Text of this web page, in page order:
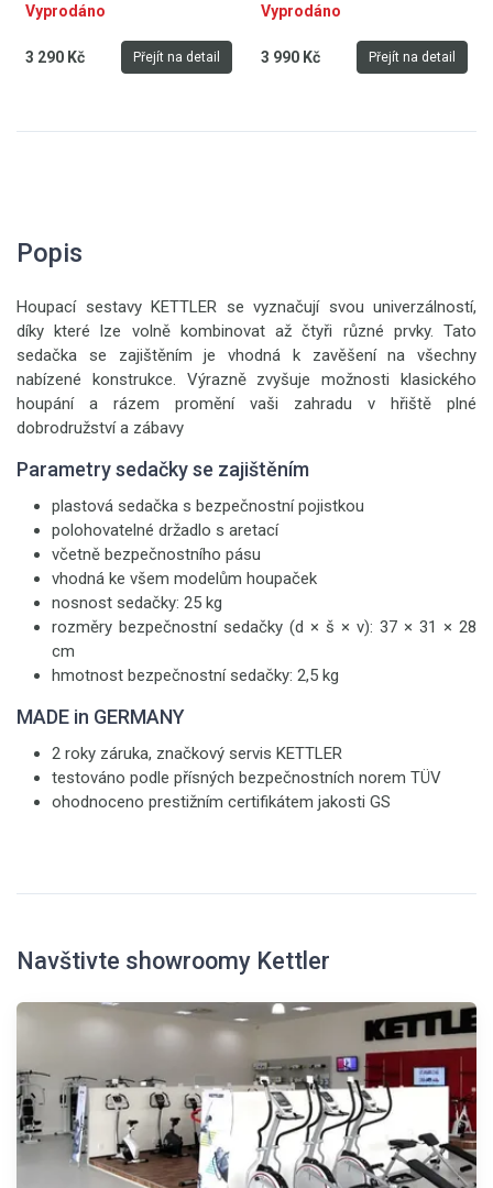
Vyprodáno
3 290 Kč Přejít na detail
Vyprodáno
3 990 Kč Přejít na detail
Popis
Houpací sestavy KETTLER se vyznačují svou univerzálností,
díky které lze volně kombinovat až čtyři různé prvky. Tato
sedačka se zajištěním je vhodná k zavěšení na všechny
nabízené konstrukce. Výrazně zvyšuje možnosti klasického
houpání a rázem promění vaši zahradu v hřiště plné
dobrodružství a zábavy
Parametry sedačky se zajištěním
plastová sedačka s bezpečnostní pojistkou
polohovatelné držadlo s aretací
včetně bezpečnostního pásu
vhodná ke všem modelům houpaček
nosnost sedačky: 25 kg
rozměry bezpečnostní sedačky (d × š × v): 37 × 31 × 28
cm
hmotnost bezpečnostní sedačky: 2,5 kg
MADE in GERMANY
2 roky záruka, značkový servis KETTLER
testováno podle přísných bezpečnostních norem TÜV
ohodnoceno prestižním certifikátem jakosti GS
Navštivte showroomy Kettler